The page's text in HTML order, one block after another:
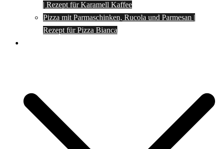
| Rezept für Karamell Kaffee
Pizza mit Parmaschinken, Rucola und Parmesan |
Rezept für Pizza Bianca